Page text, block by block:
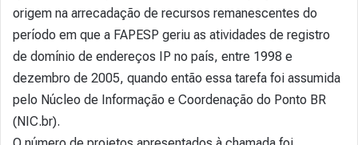
origem na arrecadação de recursos remanescentes do
período em que a FAPESP geriu as atividades de registro
de domínio de endereços IP no país, entre 1998 e
dezembro de 2005, quando então essa tarefa foi assumida
pelo Núcleo de Informação e Coordenação do Ponto BR
(NIC.br).